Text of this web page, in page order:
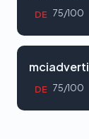
DE 75/100
DE 75/100